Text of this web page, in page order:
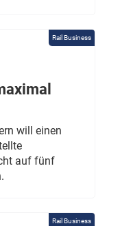
Rail Business
will einen
auf fünf
Rail Business